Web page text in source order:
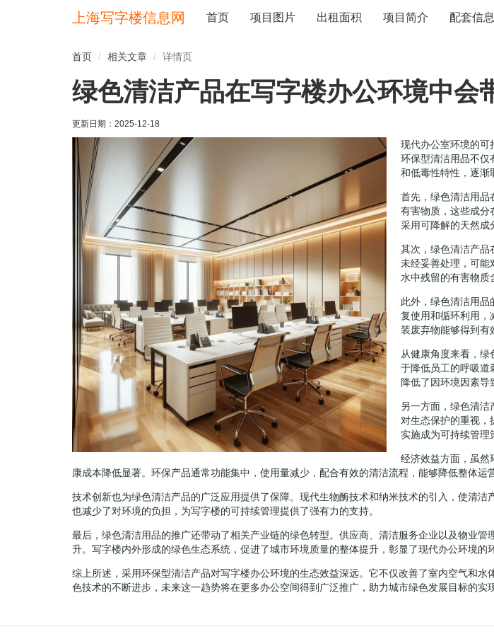
上海写字楼信息网 首页 项目图片 出租面积 项目简介 配套信息
首页 相关文章 详情页
绿色清洁产品在写字楼办公环境中会
更新日期： 2025-12-18
现代办公室环境的可
环保型清洁用品不仅
和低毒性特性，逐渐
首先，绿色清洁用品
有害物质，这些成分
采用可降解的天然成
其次，绿色清洁产品
未经妥善处理，可能
水中残留的有害物质
此外，绿色清洁用
复使用和循环利用，
装废弃物能够得到有
从健康角度来看，
于降低员工的呼吸道
降低了因环境因素导
另一方面，绿色清
对生态保护的重视，
实施成为可持续管理
经济效益方面，虽然
康成本降低显著。环保产品通常功能集中，使用量减少，配合有效的清洁流程，能够降低整体
技术创新也为绿色清洁产品的广泛应用提供了保障。现代生物酶技术和纳米技术的引入，使清
也减少了对环境的负担，为写字楼的可持续管理提供了强有力的支持。
最后，绿色清洁用品的推广还带动了相关产业链的绿色转型。供应商、清洁服务企业以及物业
升。写字楼内外形成的绿色生态系统，促进了城市环境质量的整体提升，彰显了现代办公环境的
综上所述，采用环保型清洁产品对写字楼办公环境的生态效益深远。它不仅改善了室内空气和
色技术的不断进步，未来这一趋势将在更多办公空间得到广泛推广，助力城市绿色发展目标的实现